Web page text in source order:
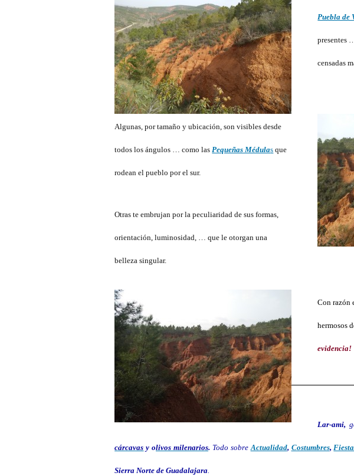
Puebla de
presentes
censadas
Algunas, por tamaño y ubicación, son visibles desde
todos los ángulos … como lasPequeñas Médulasque
rodean el pueblo por el sur.
Otras te embrujan por la peculiaridad de sus formas,
orientación, luminosidad, … que le otorgan una
belleza singular.
Con razón
hermosos
evidencia!
Lar-ami,
cárcavas y olivos milenarios. Todo sobreActualidad, Costumbres,
Sierra Norte de Guadalajara.